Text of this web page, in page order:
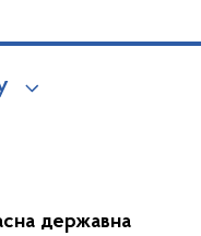
державна